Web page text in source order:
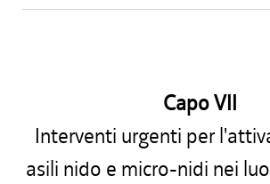
Capo VII
Interventi urgenti per
asili nido e micro-nidi nei